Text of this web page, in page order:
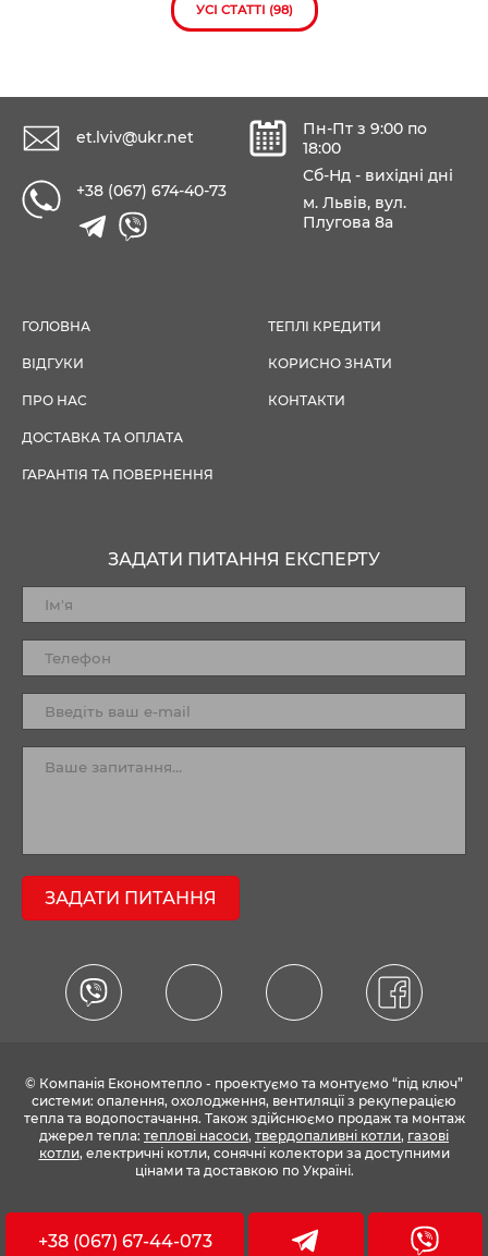
УСІ СТАТТІ (98)
et.lviv@ukr.net
+38 (067) 674-40-73
Пн-Пт з 9:00 по
18:00
Сб-Нд - вихідні дні
м. Львів, вул.
Плугова 8а
ГОЛОВНА
ВІДГУКИ
ПРО НАС
ДОСТАВКА ТА ОПЛАТА
ГАРАНТІЯ ТА ПОВЕРНЕННЯ
ТЕПЛІ КРЕДИТИ
КОРИСНО ЗНАТИ
КОНТАКТИ
ЗАДАТИ ПИТАННЯ ЕКСПЕРТУ
ЗАДАТИ ПИТАННЯ
© Компанія Економтепло - проектуємо та монтуємо “під ключ”
системи: опалення, охолодження, вентиляції з рекуперацією
тепла та водопостачання. Також здійснюємо продаж та монтаж
джерел тепла: теплові насоси, твердопаливні котли, газові
котли, електричні котли, сонячні колектори за доступними
цінами та доставкою по Україні.
+38 (067) 67-44-073